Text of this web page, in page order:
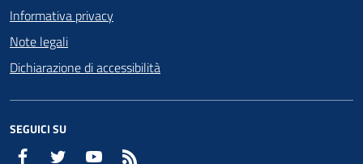
Informativa privacy
Note legali
Dichiarazione di accessibilità
SEGUICI SU
Facebook Twitter YouTube